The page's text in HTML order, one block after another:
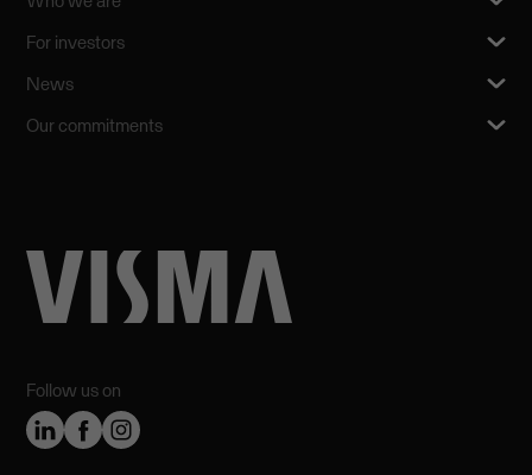
Follow us on
For investors
News
Our commitments